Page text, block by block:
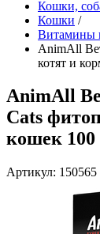
Кошки,
Кошки /
Витамины
AnimAll
котят и
AnimAll
Cats
кошек 100
Артикул: 150565